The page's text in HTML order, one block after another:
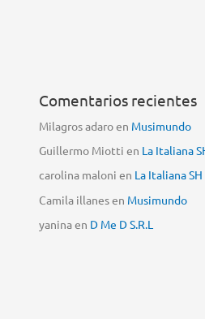
Comentarios recientes
Milagros adaroen Musimundo
Guillermo Miotti en La Italiana
carolina maloni en La Italiana SH
Camila illanesen Musimundo
yaninaen D Me D S.R.L